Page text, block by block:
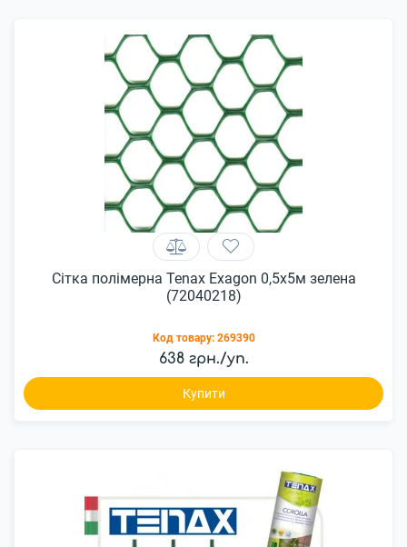
Сітка полімерна Tenax Exagon 0,5х5м зелена
(72040218)
Код товару: 269390
638 грн./уп.
Купити